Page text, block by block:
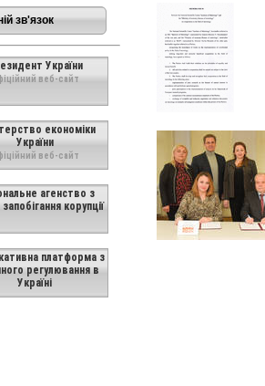
зв'язок
України
веб-сайт
економіки
України
веб-сайт
агенство з
корупції
платформа з
регулювання в
Україні